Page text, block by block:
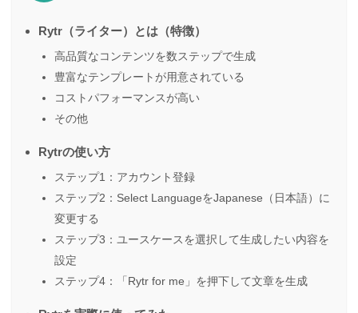
Rytr（ライター）とは（特徴）
高品質なコンテンツを数ステップで生成
豊富なテンプレートが用意されている
コストパフォーマンスが高い
その他
Rytrの使い方
ステップ1：アカウント登録
ステップ2：Select LanguageをJapanese（日本語）に
変更する
ステップ3：ユースケースを選択して生成したい内容を
設定
ステップ4：「Rytr for me」を押下して文章を生成